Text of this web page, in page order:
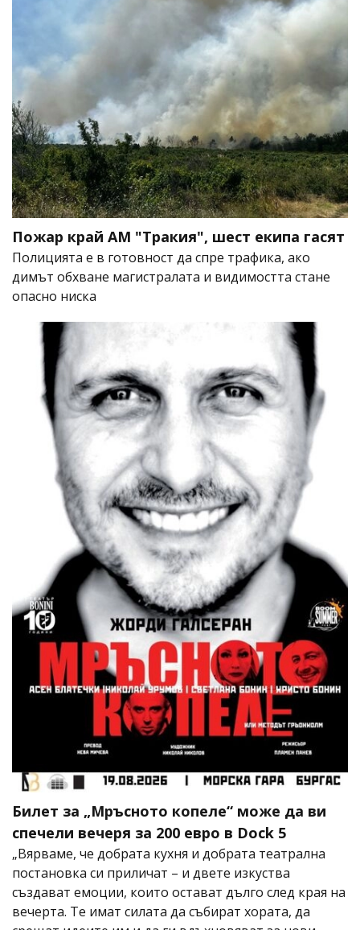
Пожар край АМ "Тракия", шест екипа гасят
Полицията е в готовност да спре трафика, ако
димът обхване магистралата и видимостта стане
опасно ниска
Билет за „Мръсното копеле“ може да ви
спечели вечеря за 200 евро в Dock 5
„Вярваме, че добрата кухня и добрата театрална
постановка си приличат – и двете изкуства
създават емоции, които остават дълго след края на
вечерта. Те имат силата да събират хората, да